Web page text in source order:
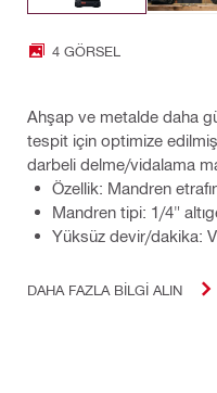
4 GÖRSEL
Ahşap ve metalde daha
tespit için optimize
darbeli delme/vidalama
Özellik: Mandren
Mandren tipi: 1/4"
Yüksüz devir/dakika:
DAHA FAZLA BILGI ALIN